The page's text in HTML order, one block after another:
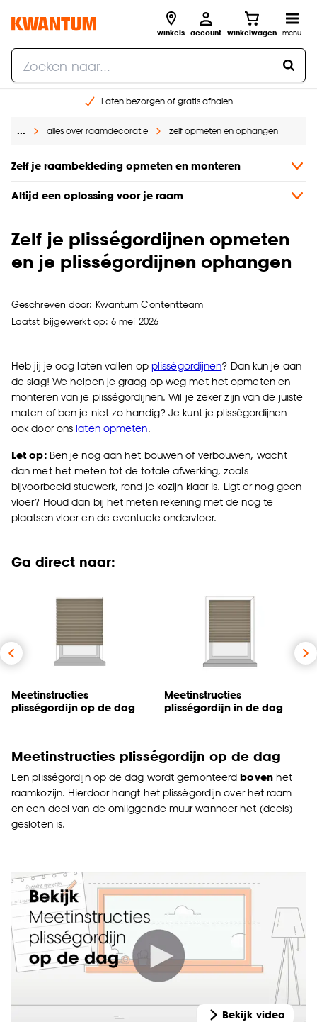
winkels account winkelwagen menu
Laten bezorgen of gratis afhalen
Gratis raam advies en opmeten aan huis
… alles over raamdecoratie zelf opmeten en ophangen
Zelf je raambekleding opmeten en monteren
Altijd een oplossing voor je raam
Zelf je plisségordijnen opmeten
en je plisségordijnen ophangen
Geschreven door: Kwantum Contentteam
Laatst bijgewerkt op: 6 mei 2026
Heb jij je oog laten vallen op plisségordijnen? Dan kun je aan
de slag! We helpen je graag op weg met het opmeten en
monteren van je plisségordijnen. Wil je zeker zijn van de juiste
maten of ben je niet zo handig? Je kunt je plisségordijnen
ook door ons laten opmeten.
Let op: Ben je nog aan het bouwen of verbouwen, wacht
dan met het meten tot de totale afwerking, zoals
bijvoorbeeld stucwerk, rond je kozijn klaar is. Ligt er nog geen
vloer? Houd dan bij het meten rekening met de nog te
plaatsen vloer en de eventuele ondervloer.
Ga direct naar:
Meetinstructies
plisségordijn op de dag
Meetinstructies
plisségordijn in de dag
Meetinstructies plisségordijn op de dag
Een plisségordijn op de dag wordt gemonteerdboven het
raamkozijn. Hierdoor hangt het plisségordijn over het raam
en een deel van de omliggende muur wanneer het (deels)
gesloten is.
Bekijk video